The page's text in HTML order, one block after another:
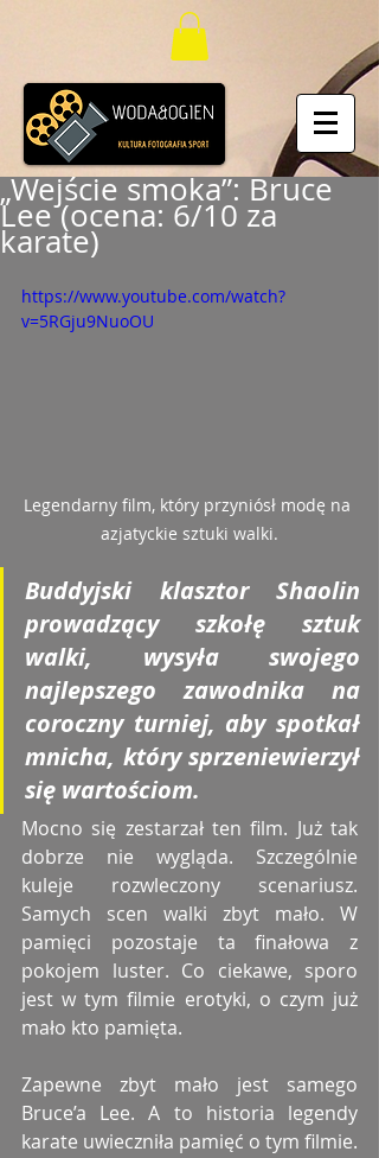
„Wejście smoka”: Bruce
Lee (ocena: 6/10 za
karate)
https://www.youtube.com/watch?
v=5RGju9NuoOU
Legendarny film, który przyniósł modę na
azjatyckie sztuki walki.
Buddyjski klasztor Shaolin
prowadzący szkołę sztuk
walki, wysyła swojego
najlepszego zawodnika na
coroczny turniej, aby spotkał
mnicha, który sprzeniewierzył
się wartościom.
Mocno się zestarzał ten film. Już tak
dobrze nie wygląda. Szczególnie
kuleje rozwleczony scenariusz.
Samych scen walki zbyt mało. W
pamięci pozostaje ta finałowa z
pokojem luster. Co ciekawe, sporo
jest w tym filmie erotyki, o czym już
mało kto pamięta.
Zapewne zbyt mało jest samego
Bruce’a Lee. A to historia legendy
karate uwieczniła pamięć o tym filmie.